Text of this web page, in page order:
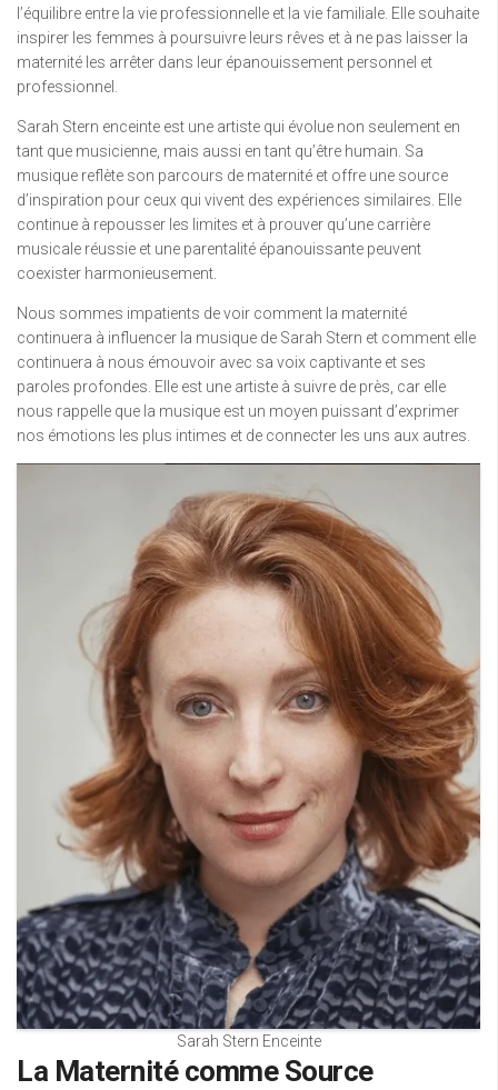
l’équilibre entre la vie professionnelle et la vie familiale. Elle souhaite
inspirer les femmes à poursuivre leurs rêves et à ne pas laisser la
maternité les arrêter dans leur épanouissement personnel et
professionnel.
Sarah Stern enceinte est une artiste qui évolue non seulement en
tant que musicienne, mais aussi en tant qu’être humain. Sa
musique reflète son parcours de maternité et offre une source
d’inspiration pour ceux qui vivent des expériences similaires. Elle
continue à repousser les limites et à prouver qu’une carrière
musicale réussie et une parentalité épanouissante peuvent
coexister harmonieusement.
Nous sommes impatients de voir comment la maternité
continuera à influencer la musique de Sarah Stern et comment elle
continuera à nous émouvoir avec sa voix captivante et ses
paroles profondes. Elle est une artiste à suivre de près, car elle
nous rappelle que la musique est un moyen puissant d’exprimer
nos émotions les plus intimes et de connecter les uns aux autres.
Sarah Stern Enceinte
La Maternité comme Source